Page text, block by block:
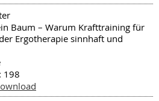
Baum – Warum Krafttraining für
Ergotherapie sinnhaft und
: 198